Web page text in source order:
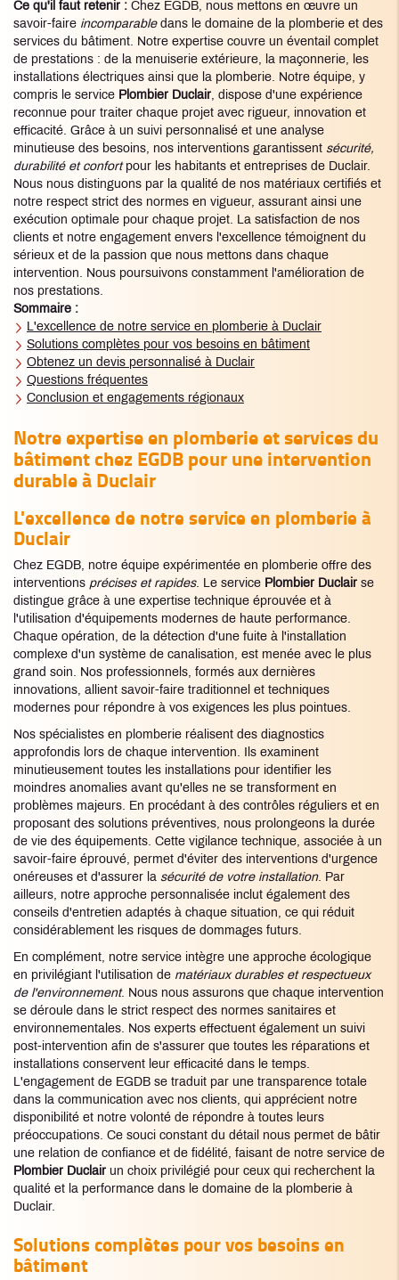
Ce qu'il faut retenir : Chez EGDB, nous mettons en œuvre un
savoir-faire incomparabledans le domaine de la plomberie et des
services du bâtiment. Notre expertise couvre un éventail complet
de prestations : de la menuiserie extérieure, la maçonnerie, les
installations électriques ainsi que la plomberie. Notre équipe, y
compris le service Plombier Duclair, dispose d'une expérience
reconnue pour traiter chaque projet avec rigueur, innovation et
efficacité. Grâce à un suivi personnalisé et une analyse
minutieuse des besoins, nos interventions garantissent sécurité,
durabilité et confortpour les habitants et entreprises de Duclair.
Nous nous distinguons par la qualité de nos matériaux certifiés et
notre respect strict des normes en vigueur, assurant ainsi une
exécution optimale pour chaque projet. La satisfaction de nos
clients et notre engagement envers l'excellence témoignent du
sérieux et de la passion que nous mettons dans chaque
intervention. Nous poursuivons constamment l'amélioration de
nos prestations.
Sommaire :
L'excellence de notre service en plomberie à Duclair
Solutions complètes pour vos besoins en bâtiment
Obtenez un devis personnalisé à Duclair
Questions fréquentes
Conclusion et engagements régionaux
Notre expertise en plomberie et services du
bâtiment chez EGDB pour une intervention
durable à Duclair
L'excellence de notre service en plomberie à
Duclair
Chez EGDB, notre équipe expérimentée en plomberie offre des
interventions précises et rapides. Le service Plombier Duclair se
distingue grâce à une expertise technique éprouvée et à
l'utilisation d'équipements modernes de haute performance.
Chaque opération, de la détection d'une fuite à l'installation
complexe d'un système de canalisation, est menée avec le plus
grand soin. Nos professionnels, formés aux dernières
innovations, allient savoir-faire traditionnel et techniques
modernes pour répondre à vos exigences les plus pointues.
Nos spécialistes en plomberie réalisent des diagnostics
approfondis lors de chaque intervention. Ils examinent
minutieusement toutes les installations pour identifier les
moindres anomalies avant qu'elles ne se transforment en
problèmes majeurs. En procédant à des contrôles réguliers et en
proposant des solutions préventives, nous prolongeons la durée
de vie des équipements. Cette vigilance technique, associée à un
savoir-faire éprouvé, permet d'éviter des interventions d'urgence
onéreuses et d'assurer la sécurité de votre installation. Par
ailleurs, notre approche personnalisée inclut également des
conseils d'entretien adaptés à chaque situation, ce qui réduit
considérablement les risques de dommages futurs.
En complément, notre service intègre une approche écologique
en privilégiant l'utilisation de matériaux durables et respectueux
de l'environnement. Nous nous assurons que chaque intervention
se déroule dans le strict respect des normes sanitaires et
environnementales. Nos experts effectuent également un suivi
post-intervention afin de s'assurer que toutes les réparations et
installations conservent leur efficacité dans le temps.
L'engagement de EGDB se traduit par une transparence totale
dans la communication avec nos clients, qui apprécient notre
disponibilité et notre volonté de répondre à toutes leurs
préoccupations. Ce souci constant du détail nous permet de bâtir
une relation de confiance et de fidélité, faisant de notre service de
Plombier Duclair un choix privilégié pour ceux qui recherchent la
qualité et la performance dans le domaine de la plomberie à
Duclair.
Solutions complètes pour vos besoins en
bâtiment